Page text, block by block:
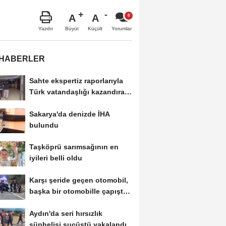
Yazdır
A
Büyüt
A
Küçült Yorumlar
Sahte ekspertiz raporlarıyla
Türk vatandaşlığı kazandıran
Sakarya'da denizde İHA
bulundu
Taşköprü sarımsağının en
iyileri belli oldu
Karşı şeride geçen otomobil,
başka bir otomobille çapıştı:
Aydın'da seri hırsızlık